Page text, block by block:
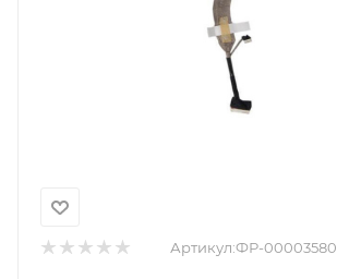
Артикул:ФР-00003580